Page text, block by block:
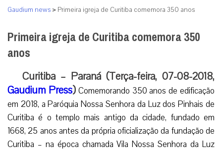
Gaudium news > Primeira igreja de Curitiba comemora 350 anos
Primeira igreja de Curitiba comemora 350
anos
Curitiba – Paraná (Terça-feira, 07-08-2018,
Gaudium Press)Comemorando 350 anos de edificação
em 2018, a Paróquia Nossa Senhora da Luz dos Pinhais de
Curitiba é o templo mais antigo da cidade, fundado em
1668, 25 anos antes da própria oficialização da fundação de
Curitiba – na época chamada Vila Nossa Senhora da Luz